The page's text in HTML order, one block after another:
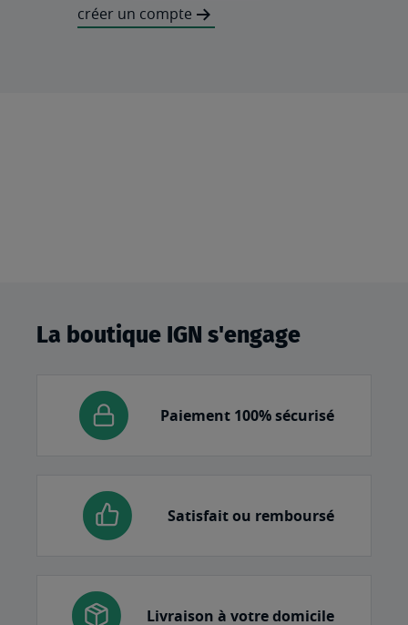
créer un compte
La boutique IGN s'engage
Paiement 100% sécurisé
Satisfait ou remboursé
Livraison à votre domicile